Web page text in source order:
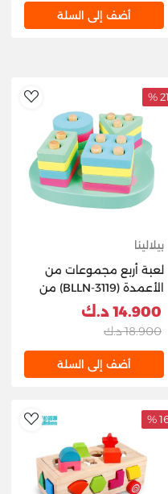
أضف إلى السلة
21 %
بيلالينا
لعبة أربع مجموعات من
الأعمدة (BLLN-3119) من
BEILALINA
14.900 د.ك
18.900 د.ك
أضف إلى السلة
16